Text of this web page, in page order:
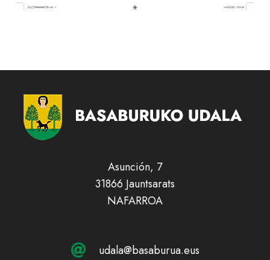
Asunción, 7
31866 Jauntsarats
NAFARROA
udala@basaburua.eus